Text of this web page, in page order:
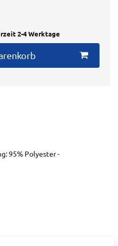
2-4 Werktage
95% Polyester -